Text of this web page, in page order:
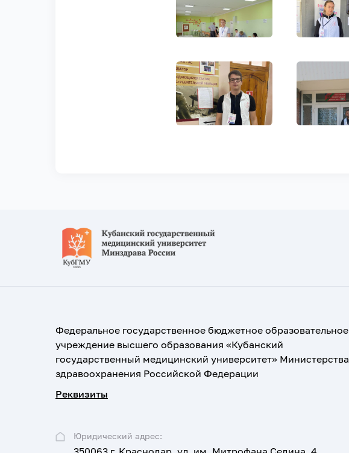
Федеральное государственное бюджетное образовательное
учреждение высшего образования «Кубанский
государственный медицинский университет» Министерства
здравоохранения Российской Федерации
Реквизиты
Юридический адрес: